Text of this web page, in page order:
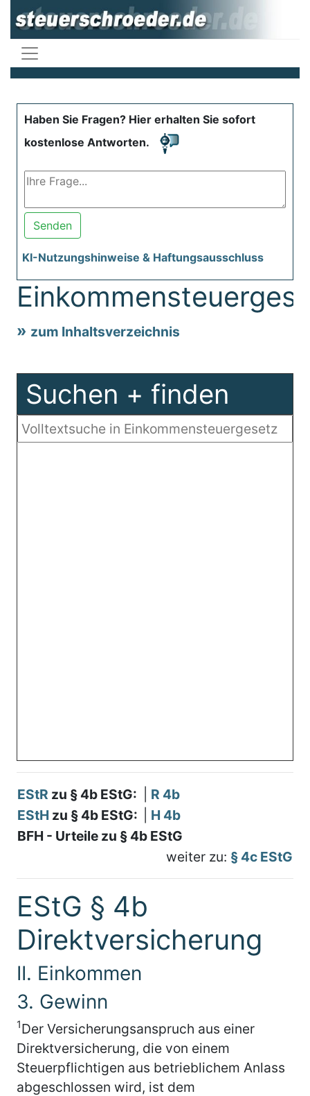
Haben Sie Fragen? Hier erhalten Sie sofort
kostenlose Antworten.
Senden
KI-Nutzungshinweise & Haftungsausschluss
zum Inhaltsverzeichnis
Suchen + finden
EStR zu § 4b EStG:
R 4b
EStH zu § 4b EStG:
H 4b
BFH - Urteile zu § 4b EStG
weiter zu: § 4c EStG
EStG § 4b
Direktversicherung
II. Einkommen
3. Gewinn
1Der Versicherungsanspruch aus einer
Direktversicherung, die von einem
Steuerpflichtigen aus betrieblichem Anlass
abgeschlossen wird, ist dem